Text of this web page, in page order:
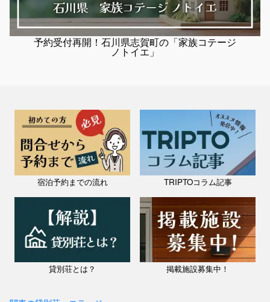
石川県 / 七尾・和倉・羽咋
家族コテージ ノトイエ 2号棟さえずり
料金：19,250円～
定員：6名
愛犬とのんび～り過ごす。そんな休日はいかがですか？ 家族コテー
ジ・ノトイエは、能登半島のほぼ真ん中、志賀町に位置します。 コテ
石川県 / 七尾・和倉・羽咋
家族コテージ ノトイエ 5号棟ログハウス
料金：24,750円～
定員：10名
石川県・能登の森の中、豊かな自然に囲まれたコテージで家族や仲間、
愛犬とのんび～り過ごす。そんな休日はいかがですか？ 家族コテー
ジ・ノトイエは、能登半島のほぼ真ん中、志賀町に位置します。 コテ
予約受付再開！石川県志賀町の「家族コテージ
ノトイエ」
宿泊予約までの流れ TRIPTOコラム記事
貸別荘とは？ 掲載施設募集中！